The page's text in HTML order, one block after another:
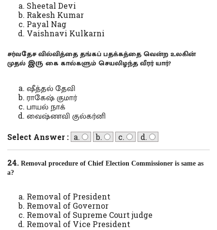
Sheetal Devi
Rakesh Kumar
Payal Nag
Vaishnavi Kulkarni
சர்வதேச வில்வித்தை தங்கப் பதக்கத்தை வென்ற உலகின்
முதல் இருகை கால்களும் செயலிழந்த வீரர் யார்?
ஷீத்தல் தேவி
ராகேஷ் குமார்
பாயல் நாக்
வைஷ்ணவி குல்கர்னி
Select Answer : a. b. c. d.
24.Removal procedure of Chief Election Commissioner is same as
a?
Removal of President
Removal of Governor
Removal of Supreme Court judge
Removal of Vice President